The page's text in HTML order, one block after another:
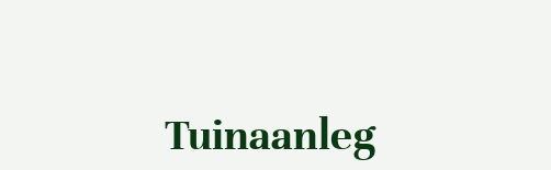
Tuinaanleg